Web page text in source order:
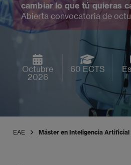
Octubre
2026
60 ECTS
cambiar lo que tú quieras
Abierta convocatoria de
EAE Máster en Inteligencia Artificial